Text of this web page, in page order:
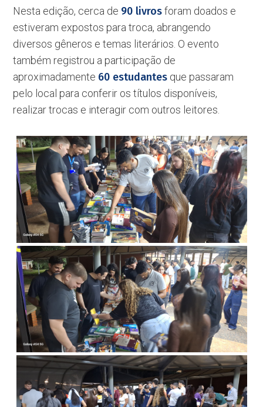
Nesta edição, cerca de 90 livrosforam doados e
estiveram expostos para troca, abrangendo
diversos gêneros e temas literários. O evento
também registrou a participação de
aproximadamente 60 estudantes que passaram
pelo local para conferir os títulos disponíveis,
realizar trocas e interagir com outros leitores.